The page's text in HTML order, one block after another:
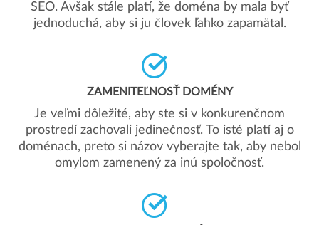
SEO. Avšak stále platí, že doména by mala byť
jednoduchá, aby si ju človek ľahko zapamätal.
ZAMENITEĽNOSŤ DOMÉNY
Je veľmi dôležité, aby ste si v konkurenčnom
prostredí zachovali jedinečnosť. To isté platí aj o
doménach, preto si názov vyberajte tak, aby nebol
omylom zamenený za inú spoločnosť.